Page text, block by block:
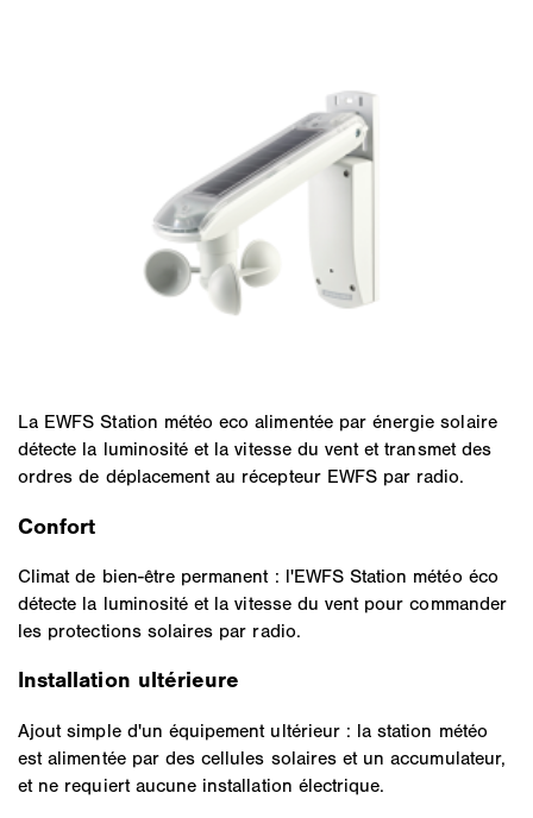
La EWFS Station météo eco alimentée par énergie solaire
détecte la luminosité et la vitesse du vent et transmet des
ordres de déplacement au récepteur EWFS par radio.
Confort
Climat de bien-être permanent : l'EWFS Station météo éco
détecte la luminosité et la vitesse du vent pour commander
les protections solaires par radio.
Installation ultérieure
Ajout simple d'un équipement ultérieur : la station météo
est alimentée par des cellules solaires et un accumulateur,
et ne requiert aucune installation électrique.